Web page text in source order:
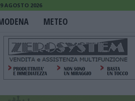
AGOSTO 2026
METEO